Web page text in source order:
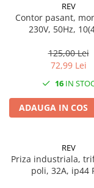
REV
Contor pasant,
230V, 50Hz,
125,00 Lei
72,99 Lei
16IN
ADAUGA IN COS
REV
Priza industriala,
poli, 32A, ip44